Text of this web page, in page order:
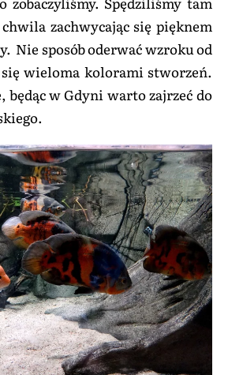
zachwycając się pięknem
Nie sposób oderwać wzroku od
wieloma kolorami stworzeń.
będąc w Gdyni warto zajrzeć do